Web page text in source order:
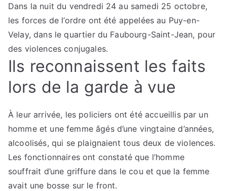
Dans la nuit du vendredi 24 au samedi 25 octobre,
les forces de l’ordre ont été appelées au Puy-en-
Velay, dans le quartier du Faubourg-Saint-Jean, pour
des violences conjugales.
Ils reconnaissent les faits
lors de la garde à vue
À leur arrivée, les policiers ont été accueillis par un
homme et une femme âgés d’une vingtaine d’années,
alcoolisés, qui se plaignaient tous deux de violences.
Les fonctionnaires ont constaté que l’homme
souffrait d’une griffure dans le cou et que la femme
avait une bosse sur le front.